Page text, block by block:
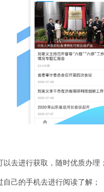
去进行获取，随时优质办理；
己的手机去进行阅读了解；